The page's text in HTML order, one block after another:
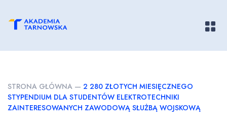
STRONA GŁÓWNA — 2 280 ZŁOTYCH MIESIĘCZNEGO
STYPENDIUM DLA STUDENTÓW ELEKTROTECHNIKI
ZAINTERESOWANYCH ZAWODOWĄ SŁUŻBĄ WOJSKOWĄ